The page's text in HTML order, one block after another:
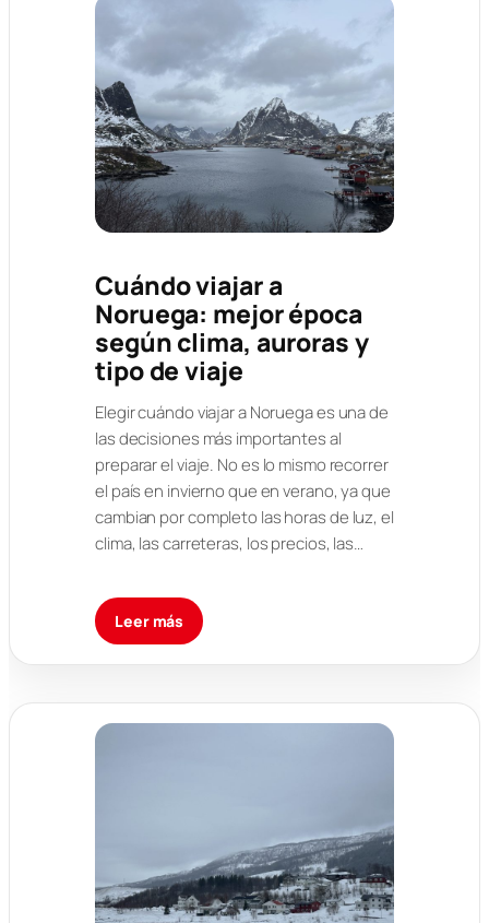
Cuándo viajar a
Noruega: mejor época
según clima, auroras y
tipo de viaje
Elegir cuándo viajar a Noruega es una de
las decisiones más importantes al
preparar el viaje. No es lo mismo recorrer
el país en invierno que en verano, ya que
cambian por completo las horas de luz, el
clima, las carreteras, los precios, las…
Leer más